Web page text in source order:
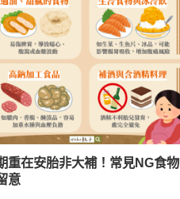
重在安胎非大補！常見NG食物
意